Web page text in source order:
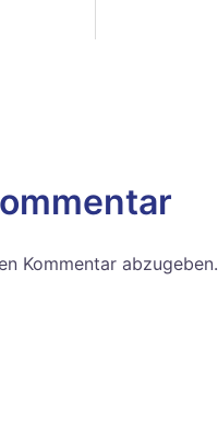
Kommentar abzugeben.